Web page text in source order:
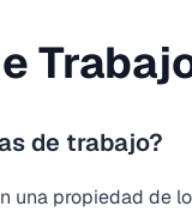
de trabajo?
una propiedad de